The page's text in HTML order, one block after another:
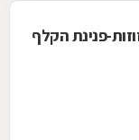
פנינת הקלף